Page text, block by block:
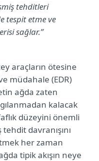
tehditleri
tespit etme ve
sağlar.”
araçların ötesine
müdahale (EDR)
ağda zaten
kalacak
düzeyini önemli
davranışını
her zaman
tipik akışın neye